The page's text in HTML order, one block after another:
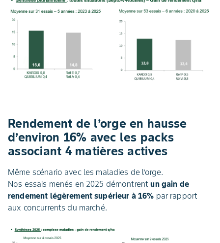
Rendement de l’orge en hausse
d’environ 16% avec les packs
associant 4 matières actives
Même scénario avec les maladies de l’orge.
Nos essais menés en 2025 démontrentun gain de
rendement légèrement supérieur à 16% par rapport
aux concurrents du marché.